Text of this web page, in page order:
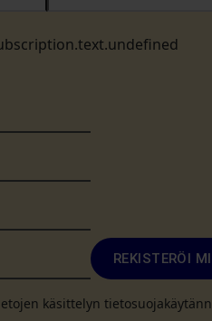
REKISTERÖI
käsittelyn